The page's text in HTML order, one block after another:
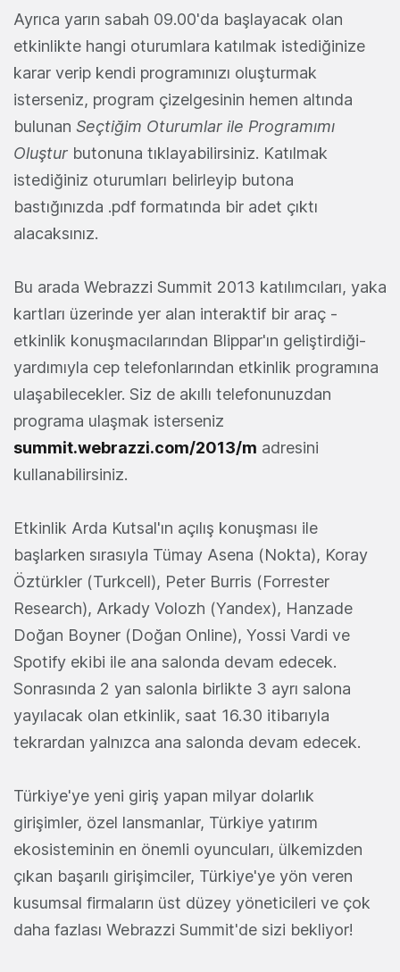
Ayrıca yarın sabah 09.00'da başlayacak olan
etkinlikte hangi oturumlara katılmak istediğinize
karar verip kendi programınızı oluşturmak
isterseniz, program çizelgesinin hemen altında
bulunan Seçtiğim Oturumlar ile Programımı
Oluştur butonuna tıklayabilirsiniz. Katılmak
istediğiniz oturumları belirleyip butona
bastığınızda .pdf formatında bir adet çıktı
alacaksınız.
Bu arada Webrazzi Summit 2013 katılımcıları, yaka
kartları üzerinde yer alan interaktif bir araç -
etkinlik konuşmacılarından Blippar'ın geliştirdiği-
yardımıyla cep telefonlarından etkinlik programına
ulaşabilecekler. Siz de akıllı telefonunuzdan
programa ulaşmak isterseniz
summit.webrazzi.com/2013/m adresini
kullanabilirsiniz.
Etkinlik Arda Kutsal'ın açılış konuşması ile
başlarken sırasıyla Tümay Asena (Nokta), Koray
Öztürkler (Turkcell), Peter Burris (Forrester
Research), Arkady Volozh (Yandex), Hanzade
Doğan Boyner (Doğan Online), Yossi Vardi ve
Spotify ekibi ile ana salonda devam edecek.
Sonrasında 2 yan salonla birlikte 3 ayrı salona
yayılacak olan etkinlik, saat 16.30 itibarıyla
tekrardan yalnızca ana salonda devam edecek.
Türkiye'ye yeni giriş yapan milyar dolarlık
girişimler, özel lansmanlar, Türkiye yatırım
ekosisteminin en önemli oyuncuları, ülkemizden
çıkan başarılı girişimciler, Türkiye'ye yön veren
kusumsal firmaların üst düzey yöneticileri ve çok
daha fazlası Webrazzi Summit'de sizi bekliyor!